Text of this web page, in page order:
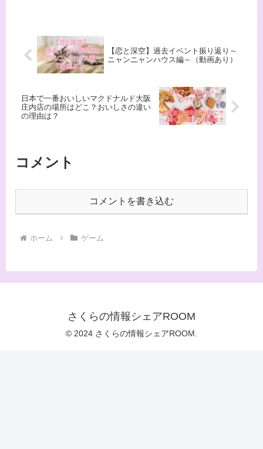
【恋と深空】過去イベント振り返り～
ニャンニャンハウス編～（動画あり）
日本で一番おいしいマクドナルド大阪
庄内店の場所はどこ？おいしさの違い
の理由は？
コメント
コメントを書き込む
ホーム ゲーム
さくらの情報シェアROOM
© 2024 さくらの情報シェアROOM.